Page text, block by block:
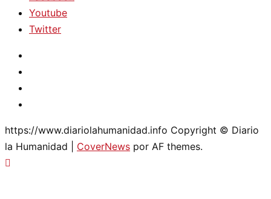
Youtube
Twitter
https://www.diariolahumanidad.info Copyright © Diario
la Humanidad
CoverNews por AF themes.